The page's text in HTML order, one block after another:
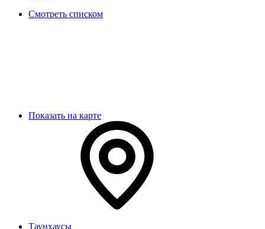
Смотреть списком
Показать на карте
Таунхаусы